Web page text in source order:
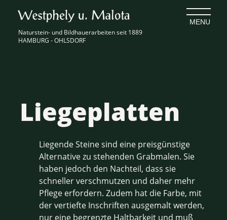
Naturstein- und Bildhauerarbeiten seit 1889
HAMBURG - OHLSDORF
Liegeplatten
Liegende Steine sind eine preisgünstige
Alternative zu stehenden Grabmalen. Sie
haben jedoch den Nachteil, dass sie
schneller verschmutzen und daher mehr
Pflege erfordern. Zudem hat die Farbe, mit
der vertiefte Inschriften ausgemalt werden,
nur eine begrenzte Haltbarkeit und muß